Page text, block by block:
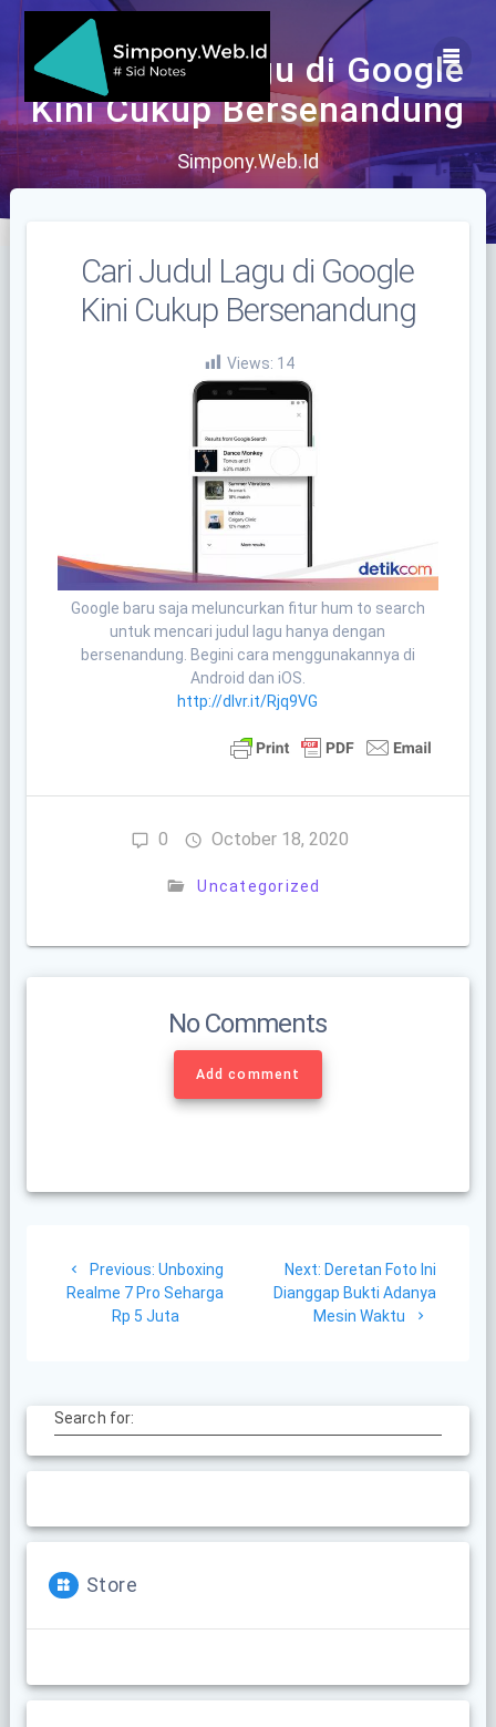
Skip
content
Cari Judul Lagu di Google
Kini Cukup Bersenandung
Simpony.Web.Id
Cari Judul Lagu di Google
Kini Cukup Bersenandung
Views: 14
Google baru saja meluncurkan fitur hum to search
untuk mencari judul lagu hanya dengan
bersenandung. Begini cara menggunakannya di
Android dan iOS.
http://dlvr.it/Rjq9VG
0 October 18, 2020
Uncategorized
No Comments
Add comment
navigation
Previous: Previous
post:
Unboxing
Realme 7 Pro Seharga
Rp 5 Juta
Next: Next
post:
Deretan Foto Ini
Dianggap Bukti Adanya
Mesin Waktu
Search for:
Store